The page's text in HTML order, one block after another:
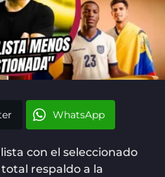
WhatsApp
con el seleccionado
respaldo a la